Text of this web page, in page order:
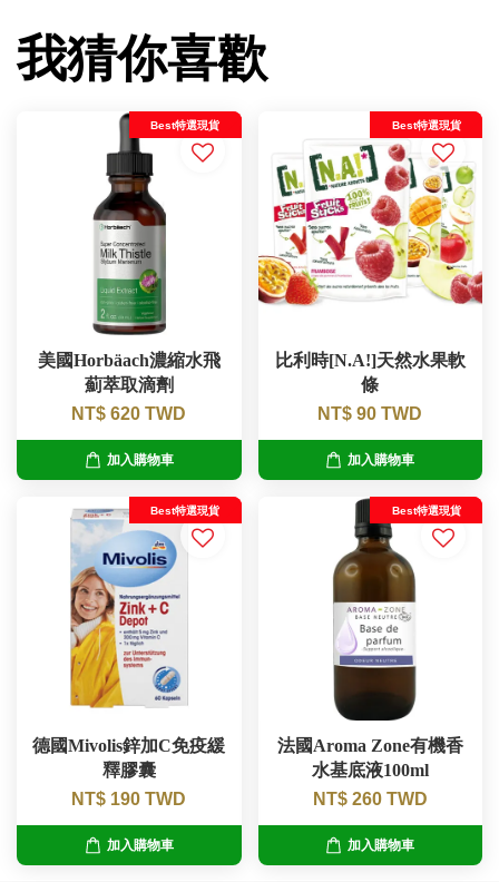
我猜你喜歡
Best特選現貨
美國Horbäach濃縮水飛
薊萃取滴劑
NT$ 620 TWD
加入購物車
Best特選現貨
比利時[N.A!]天然水果軟
條
NT$ 90 TWD
加入購物車
Best特選現貨
德國Mivolis鋅加C免疫緩
釋膠囊
NT$ 190 TWD
加入購物車
Best特選現貨
法國Aroma Zone有機香
水基底液100ml
NT$ 260 TWD
加入購物車